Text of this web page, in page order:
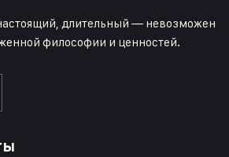
длительный — невозможен
философии и ценностей.